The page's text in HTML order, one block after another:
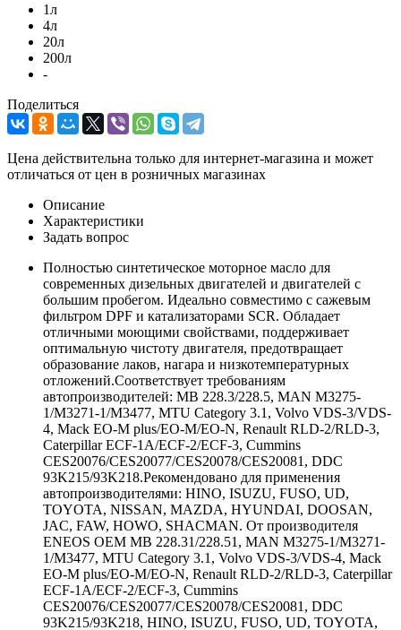
1л
4л
20л
200л
-
Поделиться
Цена действительна только для интернет-магазина и может
отличаться от цен в розничных магазинах
Описание
Характеристики
Задать вопрос
Полностью синтетическое моторное масло для
современных дизельных двигателей и двигателей с
большим пробегом. Идеально совместимо с сажевым
фильтром DPF и катализаторами SCR. Обладает
отличными моющими свойствами, поддерживает
оптимальную чистоту двигателя, предотвращает
образование лаков, нагара и низкотемпературных
отложений.Соответствует требованиям
автопроизводителей: MB 228.3/228.5, MAN M3275-
1/M3271-1/M3477, MTU Category 3.1, Volvo VDS-3/VDS-
4, Mack EO-M plus/EO-M/EO-N, Renault RLD-2/RLD-3,
Caterpillar ECF-1A/ECF-2/ECF-3, Cummins
CES20076/CES20077/CES20078/CES20081, DDC
93K215/93K218.Рекомендовано для применения
автопроизводителями: HINO, ISUZU, FUSO, UD,
TOYOTA, NISSAN, MAZDA, HYUNDAI, DOOSAN,
JAC, FAW, HOWO, SHACMAN. От производителя
ENEOS OEM MB 228.31/228.51, MAN M3275-1/M3271-
1/M3477, MTU Category 3.1, Volvo VDS-3/VDS-4, Mack
EO-M plus/EO-M/EO-N, Renault RLD-2/RLD-3, Caterpillar
ECF-1A/ECF-2/ECF-3, Cummins
CES20076/CES20077/CES20078/CES20081, DDC
93K215/93K218, HINO, ISUZU, FUSO, UD, TOYOTA,